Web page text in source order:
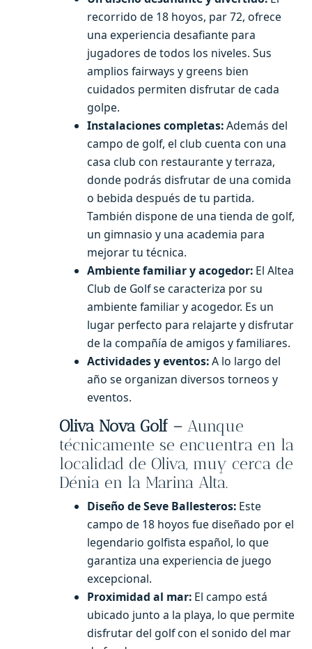
recorrido de 18 hoyos, par 72, ofrece
una experiencia desafiante para
jugadores de todos los niveles. Sus
amplios fairways y greens bien
cuidados permiten disfrutar de cada
golpe.
Instalaciones completas:Además del
campo de golf, el club cuenta con una
casa club con restaurante y terraza,
donde podrás disfrutar de una comida
o bebida después de tu partida.
También dispone de una tienda de golf,
un gimnasio y una academia para
mejorar tu técnica.
Ambiente familiar y acogedor: El Altea
Club de Golf se caracteriza por su
ambiente familiar y acogedor. Es un
lugar perfecto para relajarte y disfrutar
de la compañía de amigos y familiares.
Actividades y eventos:A lo largo del
año se organizan diversos torneos y
eventos.
Oliva Nova Golf – Aunque
técnicamente se encuentra en la
localidad de Oliva, muy cerca de
Dénia en la Marina Alta.
Diseño de Seve Ballesteros: Este
campo de 18 hoyos fue diseñado por el
legendario golfista español, lo que
garantiza una experiencia de juego
excepcional.
Proximidad al mar: El campo está
ubicado junto a la playa, lo que permite
disfrutar del golf con el sonido del mar